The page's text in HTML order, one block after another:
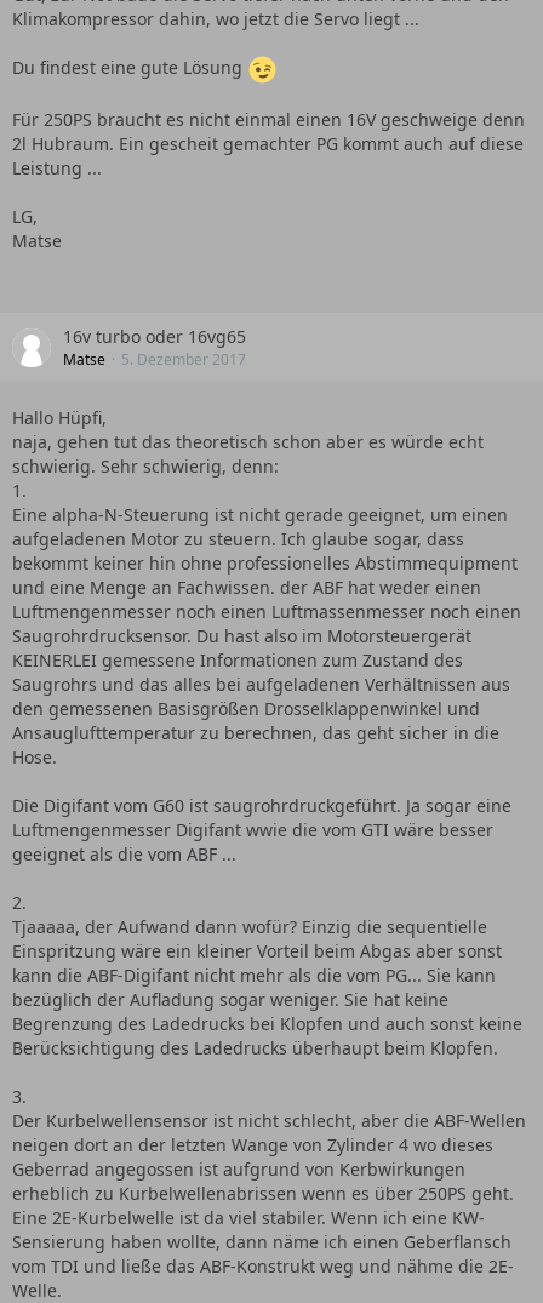
Klimakompressor dahin, wo jetzt die Servo liegt ...
Du findest eine gute Lösung
Für 250PS braucht es nicht einmal einen 16V geschweige denn
2l Hubraum. Ein gescheit gemachter PG kommt auch auf diese
Leistung ...
LG,
Matse
16v turbo oder 16vg65
Matse 5. Dezember 2017
Hallo Hüpfi,
naja, gehen tut das theoretisch schon aber es würde echt
schwierig. Sehr schwierig, denn:
1.
Eine alpha-N-Steuerung ist nicht gerade geeignet, um einen
aufgeladenen Motor zu steuern. Ich glaube sogar, dass
bekommt keiner hin ohne professionelles Abstimmequipment
und eine Menge an Fachwissen. der ABF hat weder einen
Luftmengenmesser noch einen Luftmassenmesser noch einen
Saugrohrdrucksensor. Du hast also im Motorsteuergerät
KEINERLEI gemessene Informationen zum Zustand des
Saugrohrs und das alles bei aufgeladenen Verhältnissen aus
den gemessenen Basisgrößen Drosselklappenwinkel und
Ansauglufttemperatur zu berechnen, das geht sicher in die
Hose.
Die Digifant vom G60 ist saugrohrdruckgeführt. Ja sogar eine
Luftmengenmesser Digifant wwie die vom GTI wäre besser
geeignet als die vom ABF ...
2.
Tjaaaaa, der Aufwand dann wofür? Einzig die sequentielle
Einspritzung wäre ein kleiner Vorteil beim Abgas aber sonst
kann die ABF-Digifant nicht mehr als die vom PG... Sie kann
bezüglich der Aufladung sogar weniger. Sie hat keine
Begrenzung des Ladedrucks bei Klopfen und auch sonst keine
Berücksichtigung des Ladedrucks überhaupt beim Klopfen.
3.
Der Kurbelwellensensor ist nicht schlecht, aber die ABF-Wellen
neigen dort an der letzten Wange von Zylinder 4 wo dieses
Geberrad angegossen ist aufgrund von Kerbwirkungen
erheblich zu Kurbelwellenabrissen wenn es über 250PS geht.
Eine 2E-Kurbelwelle ist da viel stabiler. Wenn ich eine KW-
Sensierung haben wollte, dann näme ich einen Geberflansch
vom TDI und ließe das ABF-Konstrukt weg und nähme die 2E-
Welle.